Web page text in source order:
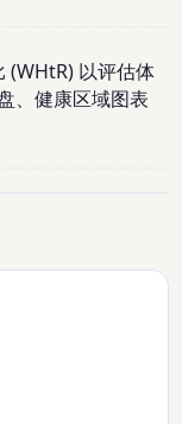
(WHtR) 以评估体
、健康区域图表